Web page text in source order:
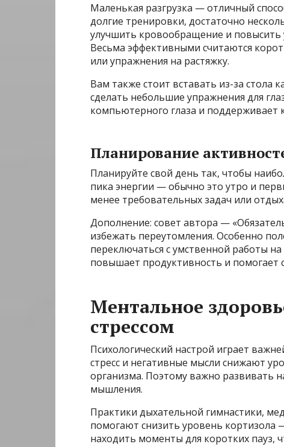
Маленькая разгрузка — отличный
долгие тренировки, достаточно
улучшить кровообращение и повысить
Весьма эффективными считаются
или упражнения на растяжку.
Вам также стоит вставать из-за стола
сделать небольшие упражнения для
компьютерного глаза и поддерживает
Планирование
Планируйте свой день так, чтобы
пика энергии — обычно это утро и
менее требовательных задач или
Дополнение: совет автора —
избежать переутомления. Особенно
переключаться с умственной работы
повышает продуктивность и помогает
Ментальное
стрессом
Психологический настрой играет
стресс и негативные мысли снижают
организма. Поэтому важно развивать
мышления.
Практики дыхательной гимнастики,
помогают снизить уровень кортизола
находить моменты для коротких пауз,